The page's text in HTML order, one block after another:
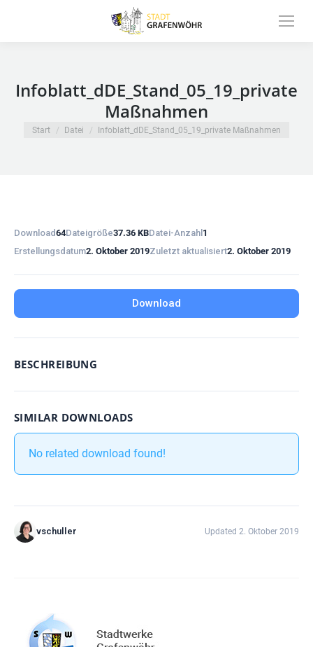
Infoblatt_dDE_Stand_05_19_private
Maßnahmen
Sie befinden sich hier:
Start Datei Infoblatt_dDE_Stand_05_19_private Maßnahmen
Download64Dateigröße37.36 KBDatei-Anzahl 1
Erstellungsdatum2. Oktober 2019Zuletzt aktualisiert2. Oktober 2019
Download
BESCHREIBUNG
SIMILAR DOWNLOADS
No related download found!
vschuller Updated 2. Oktober 2019